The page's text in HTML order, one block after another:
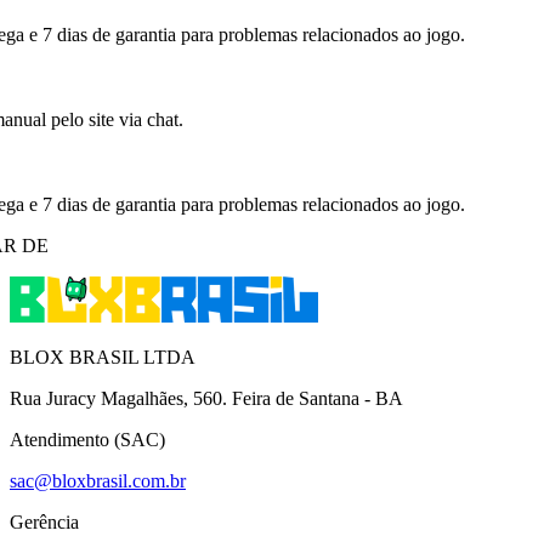
e 7 dias de garantia para problemas relacionados ao jogo.
pelo site via chat.
e 7 dias de garantia para problemas relacionados ao jogo.
DE
BLOX BRASIL LTDA
Rua Juracy Magalhães, 560. Feira de Santana - BA
Atendimento (SAC)
sac@bloxbrasil.com.br
Gerência